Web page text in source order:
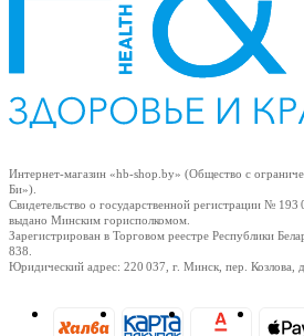
Интернет-магазин «hb-shop.by» (Общество с
Би»).
Свидетельство о государственной регистрации № 193
выдано Минским горисполкомом.
Зарегистрирован в Торговом реестре Республики
838.
Юридический адрес: 220 037, г. Минск, пер. Козлова,